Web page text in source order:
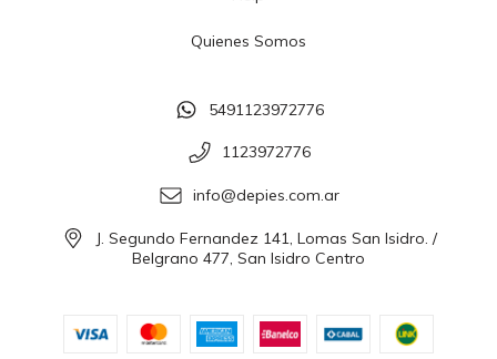
Quienes Somos
5491123972776
1123972776
info@depies.com.ar
J. Segundo Fernandez 141, Lomas San Isidro. /
Belgrano 477, San Isidro Centro